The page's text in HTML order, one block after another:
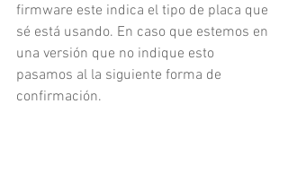
firmware este indica el tipo de placa que
sé está usando. En caso que estemos en
una versión que no indique esto
pasamos al la siguiente forma de
confirmación.